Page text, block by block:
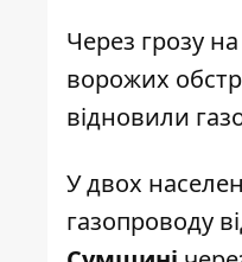
Через грозу на
ворожих
відновили
У двох
газопроводу